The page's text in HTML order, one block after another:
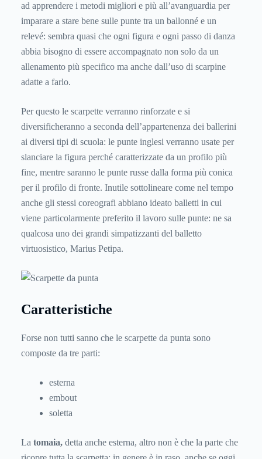
ad apprendere i metodi migliori e più all’avanguardia per
imparare a stare bene sulle punte tra un ballonné e un
relevé: sembra quasi che ogni figura e ogni passo di danza
abbia bisogno di essere accompagnato non solo da un
allenamento più specifico ma anche dall’uso di scarpine
adatte a farlo.
Per questo le scarpette verranno rinforzate e si
diversificheranno a seconda dell’appartenenza dei ballerini
ai diversi tipi di scuola: le punte inglesi verranno usate per
slanciare la figura perché caratterizzate da un profilo più
fine, mentre saranno le punte russe dalla forma più conica
per il profilo di fronte. Inutile sottolineare come nel tempo
anche gli stessi coreografi abbiano ideato balletti in cui
viene particolarmente preferito il lavoro sulle punte: ne sa
qualcosa uno dei grandi simpatizzanti del balletto
virtuosistico, Marius Petipa.
Caratteristiche
Forse non tutti sanno che le scarpette da punta sono
composte da tre parti:
esterna
embout
soletta
La tomaia, detta anche esterna, altro non è che la parte che